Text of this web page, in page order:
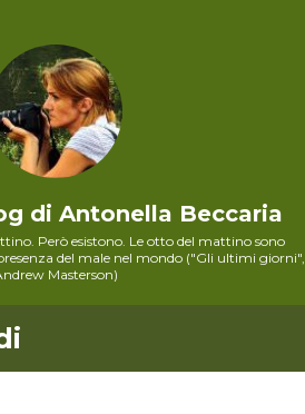
di Antonella Beccaria
Però esistono. Le otto del mattino sono
del male nel mondo ("Gli ultimi giorni",
Masterson)